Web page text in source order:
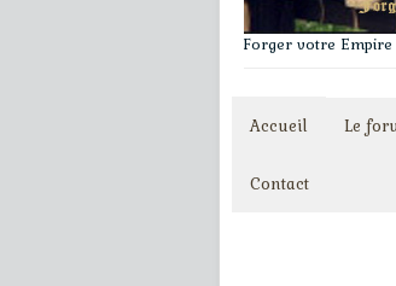
Forger votre Empire
Accueil Le
Contact